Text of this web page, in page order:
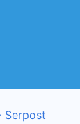
Serpost